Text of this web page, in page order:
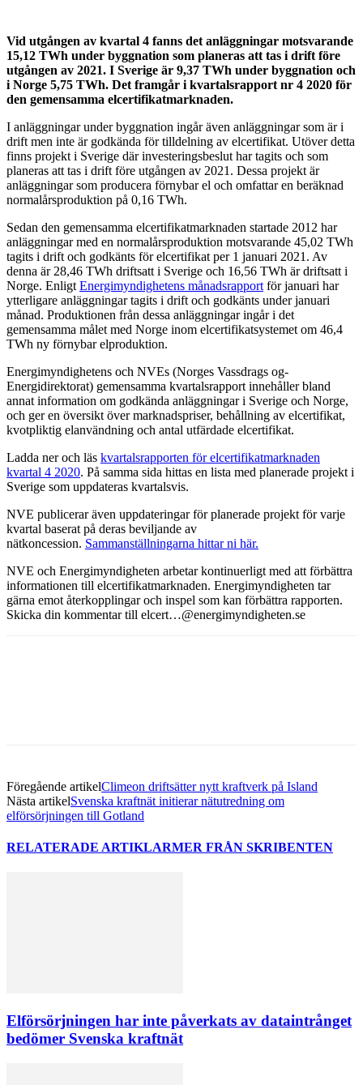
Vid utgången av kvartal 4 fanns det anläggningar motsvarande
15,12 TWh under byggnation som planeras att tas i drift före
utgången av 2021. I Sverige är 9,37 TWh under byggnation och
i Norge 5,75 TWh. Det framgår i kvartalsrapport nr 4 2020 för
den gemensamma elcertifikatmarknaden.
I anläggningar under byggnation ingår även anläggningar som är i
drift men inte är godkända för tilldelning av elcertifikat. Utöver detta
finns projekt i Sverige där investeringsbeslut har tagits och som
planeras att tas i drift före utgången av 2021. Dessa projekt är
anläggningar som producera förnybar el och omfattar en beräknad
normalårsproduktion på 0,16 TWh.
Sedan den gemensamma elcertifikatmarknaden startade 2012 har
anläggningar med en normalårsproduktion motsvarande 45,02 TWh
tagits i drift och godkänts för elcertifikat per 1 januari 2021. Av
denna är 28,46 TWh driftsatt i Sverige och 16,56 TWh är driftsatt i
Norge. Enligt Energimyndighetens månadsrapport för januari har
ytterligare anläggningar tagits i drift och godkänts under januari
månad. Produktionen från dessa anläggningar ingår i det
gemensamma målet med Norge inom elcertifikatsystemet om 46,4
TWh ny förnybar elproduktion.
Energimyndighetens och NVEs (Norges Vassdrags og-
Energidirektorat) gemensamma kvartalsrapport innehåller bland
annat information om godkända anläggningar i Sverige och Norge,
och ger en översikt över marknadspriser, behållning av elcertifikat,
kvotpliktig elanvändning och antal utfärdade elcertifikat.
Ladda ner och läs kvartalsrapporten för elcertifikatmarknaden
kvartal 4 2020. På samma sida hittas en lista med planerade projekt i
Sverige som uppdateras kvartalsvis.
NVE publicerar även uppdateringar för planerade projekt för varje
kvartal baserat på deras beviljande av
nätkoncession. Sammanställningarna hittar ni här.
NVE och Energimyndigheten arbetar kontinuerligt med att förbättra
informationen till elcertifikatmarknaden. Energimyndigheten tar
gärna emot återkopplingar och inspel som kan förbättra rapporten.
Skicka din kommentar till elcert…@energimyndigheten.se
Föregående artikelClimeon driftsätter nytt kraftverk på Island
Nästa artikelSvenska kraftnät initierar nätutredning om
elförsörjningen till Gotland
RELATERADE ARTIKLARMER FRÅN SKRIBENTEN
Elförsörjningen har inte påverkats av dataintrånget
bedömer Svenska kraftnät